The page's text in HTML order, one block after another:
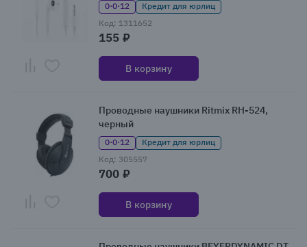
0·0·12
Кредит для юрлиц
Код: 1311652
155 ₽
В корзину
Проводные наушники Ritmix RH-524,
черный
0·0·12
Кредит для юрлиц
Код: 305557
700 ₽
В корзину